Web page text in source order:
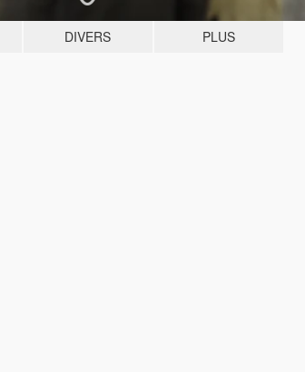
DIVERS PLUS